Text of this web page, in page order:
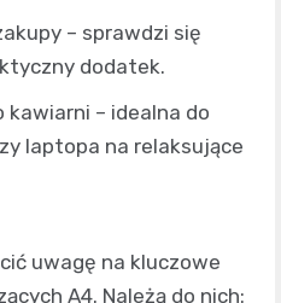
– sprawdzi się
dodatek.
kawiarni – idealna do
laptopa na relaksujące
uwagę na kluczowe
A4. Należą do nich: